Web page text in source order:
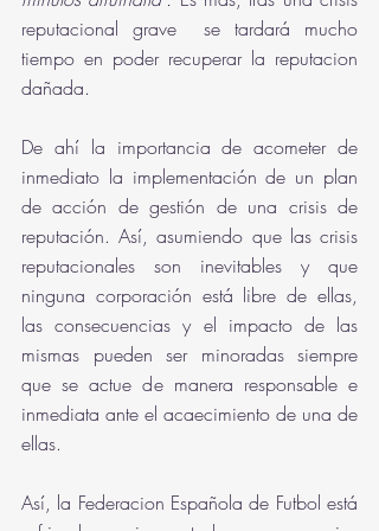
reputacional grave  se tardará mucho
tiempo en poder recuperar la reputacion
dañada.
De ahí la importancia de acometer de
inmediato la implementación de un plan
de acción de gestión de una crisis de
reputación. Así, asumiendo que las crisis
reputacionales son inevitables y que
ninguna corporación está libre de ellas,
las consecuencias y el impacto de las
mismas pueden ser minoradas siempre
que se actue de manera responsable e
inmediata ante el acaecimiento de una de
ellas.
Así, la Federacion Española de Futbol está